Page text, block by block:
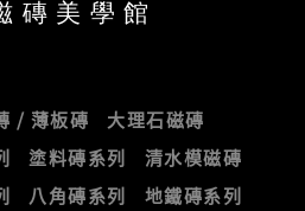
磚美學館
/ 薄板磚
大理石磁磚
塗料磚系列
清水模磁磚
八角磚系列
地鐵磚系列